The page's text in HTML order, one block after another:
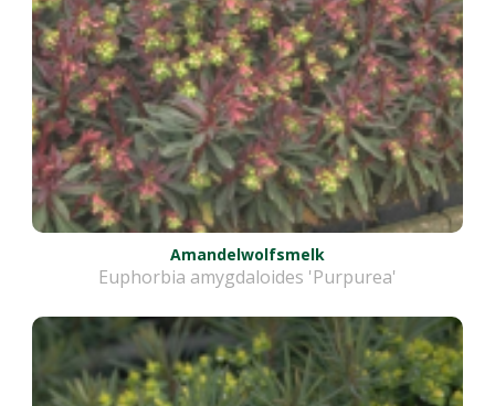
Amandelwolfsmelk
Euphorbia amygdaloides 'Purpurea'